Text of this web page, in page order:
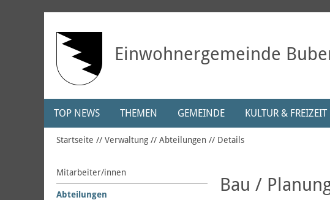
Einwohnergemeinde
TOP NEWS THEMEN GEMEINDE KULTUR & FREIZEIT
Startseite Verwaltung Abteilungen Details
Mitarbeiter/innen
Abteilungen Bau /